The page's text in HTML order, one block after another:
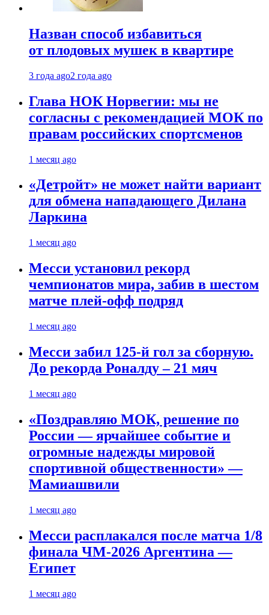
Назван способ избавиться
от плодовых мушек в квартире
3 года ago2 года ago
Глава НОК Норвегии: мы не
согласны с рекомендацией МОК по
правам российских спортсменов
1 месяц ago
«Детройт» не может найти вариант
для обмена нападающего Дилана
Ларкина
1 месяц ago
Месси установил рекорд
чемпионатов мира, забив в шестом
матче плей‑офф подряд
1 месяц ago
Месси забил 125-й гол за сборную.
До рекорда Роналду – 21 мяч
1 месяц ago
«Поздравляю МОК, решение по
России — ярчайшее событие и
огромные надежды мировой
спортивной общественности» —
Мамиашвили
1 месяц ago
Месси расплакался после матча 1/8
финала ЧМ-2026 Аргентина —
Египет
1 месяц ago